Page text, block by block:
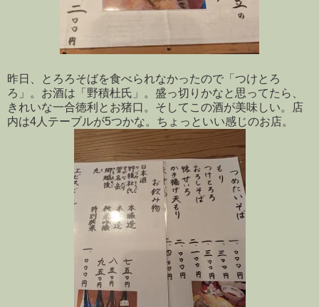
昨日、とろろそばを食べられなかったので「つけとろ
ろ」。お酒は「野積杜氏」。盛っ切りかなと思ってたら、
きれいな一合徳利とお猪口。そしてこの酒が美味しい。店
内は4人テーブルが5つかな。ちょっといい感じのお店。